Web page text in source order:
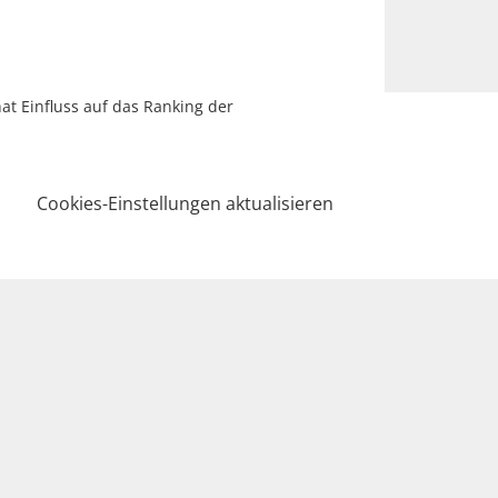
Einfluss auf das Ranking der
Cookies-Einstellungen aktualisieren